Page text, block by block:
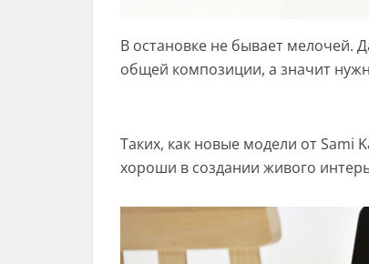
В остановке не бывает мелочей.
общей композиции, а значит
Таких, как новые модели от
хороши в создании живого